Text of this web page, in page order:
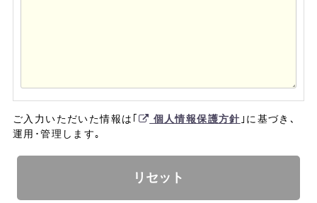
ご入力いただいた情報は｢ 個人情報保護方針 ｣に基づき､
運用･管理します｡